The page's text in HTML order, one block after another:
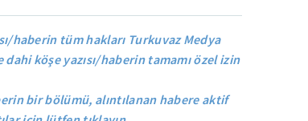
haberin tüm hakları Turkuvaz Medya
köşe yazısı/haberin tamamı özel izin
bir bölümü, alıntılanan habere aktif